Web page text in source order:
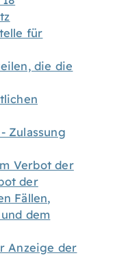
für
die die
Zulassung
Verbot der
der
Fällen,
dem
Anzeige der